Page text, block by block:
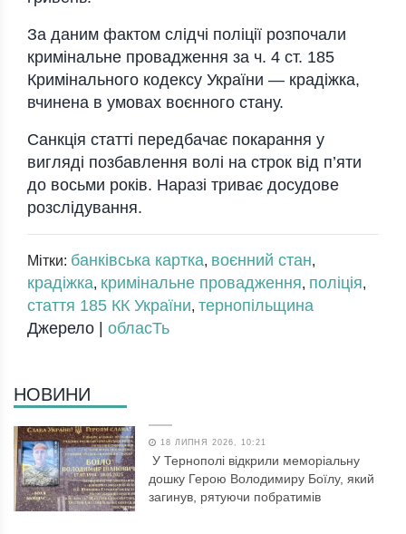
За даним фактом слідчі поліції розпочали
кримінальне провадження за ч. 4 ст. 185
Кримінального кодексу України — крадіжка,
вчинена в умовах воєнного стану.
Санкція статті передбачає покарання у
вигляді позбавлення волі на строк від п’яти
до восьми років. Наразі триває досудове
розслідування.
Мітки: банківська картка, воєнний стан,
крадіжка, кримінальне провадження, поліція,
стаття 185 КК України, тернопільщина
Джерело | обласТь
НОВИНИ
18 ЛИПНЯ 2026, 10:21
У Тернополі відкрили меморіальну
дошку Герою Володимиру Боїлу, який
загинув, рятуючи побратимів